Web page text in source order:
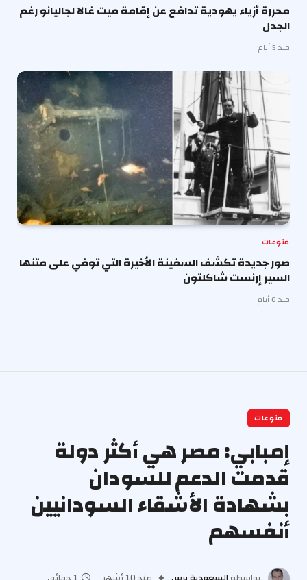
محررة أزياء يهودية تدافع عن إقامة ميت غالا لجاليانو رغم
الجدل
منذ 5 أيام
منوعات
صور جديدة تكشف السفينة الأخيرة التي توفي على متنها
السير إرنست شاكلتون
منذ 6 أيام
منوعات
إمبابي: مصر هي أكثر دولة
قدمت الدعم للسودان
بشهادة الأشقاء السودانيين
أنفسهم